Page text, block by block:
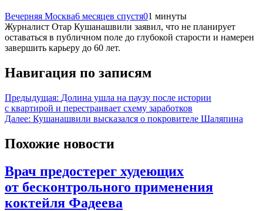
Вечерняя Москва6 месяцев спустя01 минуты
Журналист Отар Кушанашвили заявил, что не планирует
оставаться в публичном поле до глубокой старости и намерен
завершить карьеру до 60 лет.
Навигация по записям
Предыдущая: Долина ушла на паузу после истории
с квартирой и перестраивает схему заработков
Далее: Кушанашвили высказался о покровителе Шаляпина
Похожие новости
Врач предостерег худеющих
от бесконтрольного применения
коктейля Фадеева